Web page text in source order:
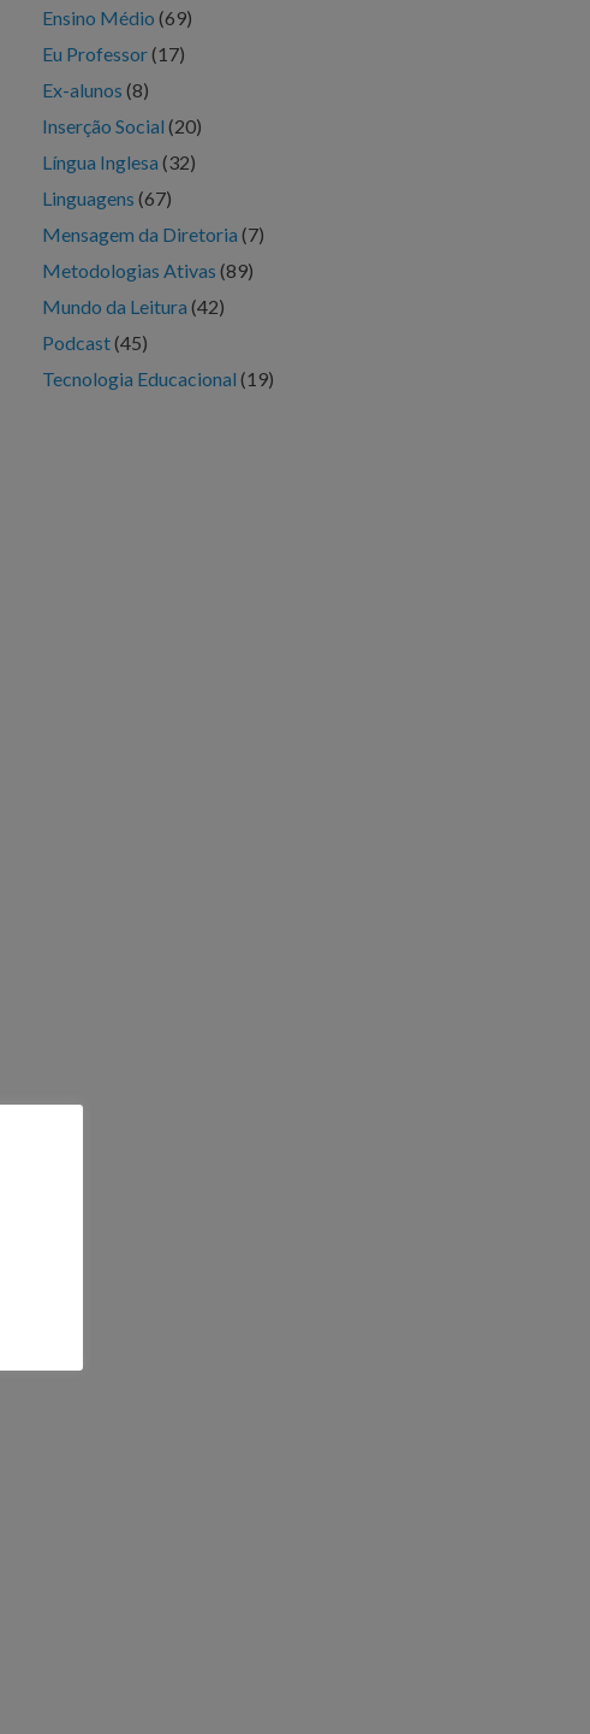
Ensino Médio (69)
Eu Professor(17)
Ex-alunos (8)
Inserção Social (20)
Língua Inglesa (32)
Linguagens (67)
Mensagem da Diretoria (7)
Metodologias Ativas (89)
Mundo da Leitura (42)
Podcast(45)
Tecnologia Educacional (19)